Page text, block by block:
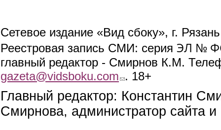
Сетевое издание «Вид сбоку», г.
Реестровая запись СМИ: серия ЭЛ №
главный редактор - Смирнов К.М.
gazeta@vidsboku.com (link sends e-mail)
. 18+
Главный редактор: Константин
Смирнова, администратор сайта